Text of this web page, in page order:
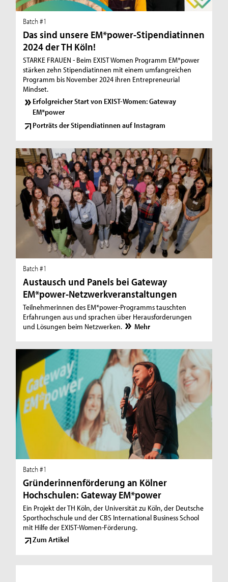
Batch #1
Das sind unsere EM*power-Stipendiatinnen
2024 der TH Köln!
STARKE FRAUEN - Beim EXIST Women Programm EM*power
stärken zehn Stipendiatinnen mit einem umfangreichen
Programm bis November 2024 ihren Entrepreneurial
Mindset.
Erfolgreicher Start von EXIST-Women: Gateway
EM*power
Porträts der Stipendiatinnen auf Instagram
Batch #1
Austausch und Panels bei Gateway
EM*power-Netzwerkveranstaltungen
Teilnehmerinnen des EM*power-Programms tauschten
Erfahrungen aus und sprachen über Herausforderungen
und Lösungen beim Netzwerken.
Mehr
Batch #1
Gründerinnenförderung an Kölner
Hochschulen: Gateway EM*power
Ein Projekt der TH Köln, der Universität zu Köln, der Deutsche
Sporthochschule und der CBS International Business School
mit Hilfe der EXIST-Women-Förderung.
Zum Artikel